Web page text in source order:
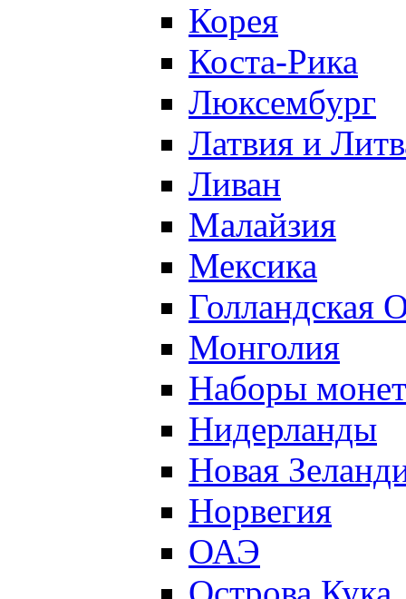
Корея
Коста-Рика
Люксембург
Латвия и
Ливан
Малайзия
Мексика
Голландская
Монголия
Наборы монет
Нидерланды
Новая
Норвегия
ОАЭ